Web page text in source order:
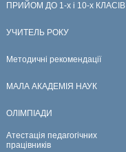
ПРИЙОМ ДО 1-х і 10-х КЛАСІВ
УЧИТЕЛЬ РОКУ
Методичні рекомендації
МАЛА АКАДЕМІЯ НАУК
ОЛІМПІАДИ
Атестація педагогічних
працівників